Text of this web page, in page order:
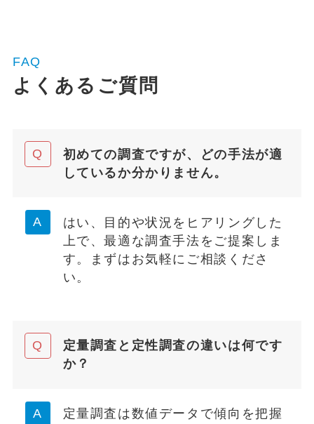
FAQ
よくあるご質問
初めての調査ですが、どの手法が適
しているか分かりません。
はい、目的や状況をヒアリングした
上で、最適な調査手法をご提案しま
す。まずはお気軽にご相談くださ
い。
定量調査と定性調査の違いは何です
か？
定量調査は数値データで傾向を把握